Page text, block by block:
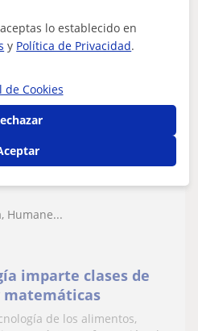
Contactar
Humane...
imparte clases de
matemáticas
de los alimentos,
lo establecido en
y Política de Privacidad.
de Cookies